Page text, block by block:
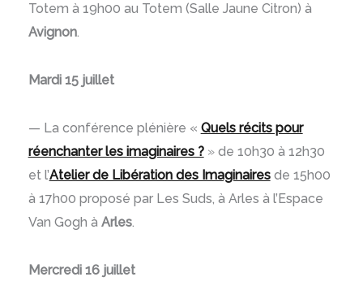
Totem à 19h00 au Totem (Salle Jaune Citron) à
Avignon.
Mardi 15 juillet
— La conférence plénière « Quels récits pour
réenchanter les imaginaires ?»de 10h30 à 12h30
et l’Atelier de Libération des Imaginairesde 15h00
à 17h00 proposé par Les Suds, à Arles à l’Espace
Van Gogh à Arles.
Mercredi 16 juillet